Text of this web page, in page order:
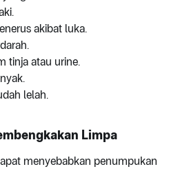
akibat luka.
tinja atau urine.
lelah.
Limpa
menyebabkan penumpukan